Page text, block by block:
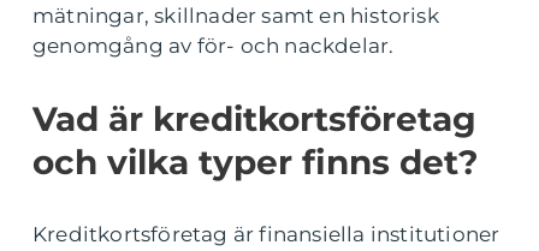
mätningar, skillnader samt en historisk
genomgång av för- och nackdelar.
Vad är kreditkortsföretag
och vilka typer finns det?
Kreditkortsföretag är finansiella institutioner